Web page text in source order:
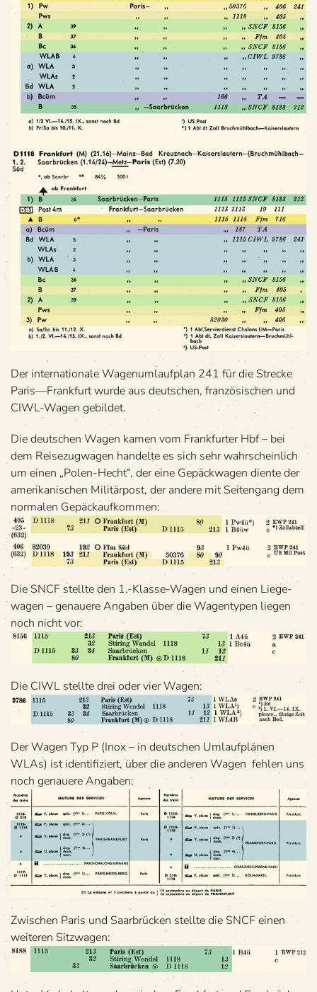
Der inter­na­tio­nale Wagen­um­lauf­plan 241 für die Stre­cke
Paris—Frankfurt wurde aus deut­schen, fran­zö­si­schen und
CIWL-Wagen gebildet.
Die deut­schen Wagen kamen vom Frank­fur­ter Hbf – bei
dem Rei­se­zug­wa­gen han­delte es sich sehr wahr­schein­lich
um einen „Polen-Hecht“, der eine Gepäck­wa­gen diente der
ame­ri­ka­ni­schen Mili­tär­post, der andere mit Sei­ten­gang dem
nor­ma­len Gepäckaufkommen:
Die SNCF stellte den 1.-Klasse-Wagen und einen Lie­ge­
wa­gen – genauere Anga­ben über die Wagen­ty­pen lie­gen
noch nicht vor:
Die CIWL stellte drei oder vier Wagen:
Der Wagen Typ P (Inox – in deut­schen Umlauf­plä­nen
WLAs) ist iden­ti­fi­ziert, über die ande­ren Wagen feh­len uns
noch genauere Angaben:
Zwi­schen Paris und Saar­brü­cken stellte die SNCF einen
wei­te­ren Sitzwagen: